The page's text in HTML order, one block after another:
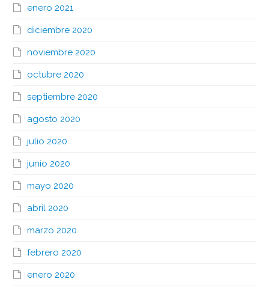
enero 2021
diciembre 2020
noviembre 2020
octubre 2020
septiembre 2020
agosto 2020
julio 2020
junio 2020
mayo 2020
abril 2020
marzo 2020
febrero 2020
enero 2020